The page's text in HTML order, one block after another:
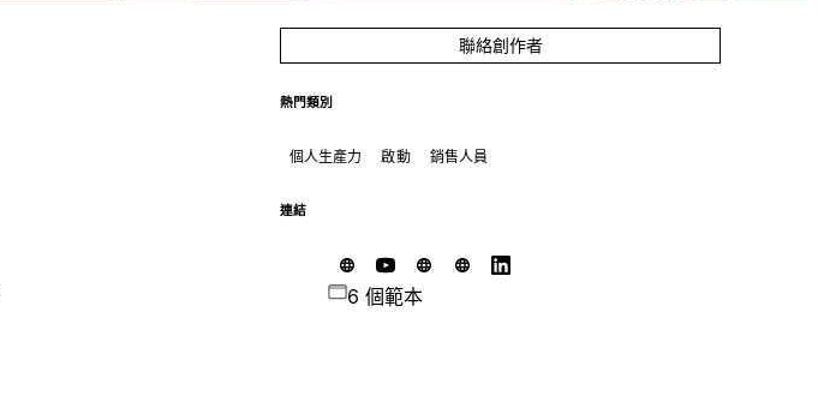
聯絡創作者
熱門類別
個人生產力 啟動 銷售人員
連結
6 個範本